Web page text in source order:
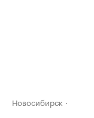
Новосибирск